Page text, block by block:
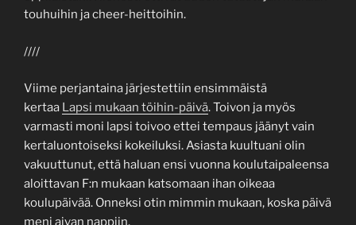
touhuihin ja cheer-heittoihin.
////
Viime perjantaina järjestettiin ensimmäistä
kertaa Lapsi mukaan töihin-päivä. Toivon ja myös
varmasti moni lapsi toivoo ettei tempaus jäänyt vain
kertaluontoiseksi kokeiluksi. Asiasta kuultuani olin
vakuuttunut, että haluan ensi vuonna koulutaipaleensa
aloittavan F:n mukaan katsomaan ihan oikeaa
koulupäivää. Onneksi otin mimmin mukaan, koska päivä
meni aivan nappiin.